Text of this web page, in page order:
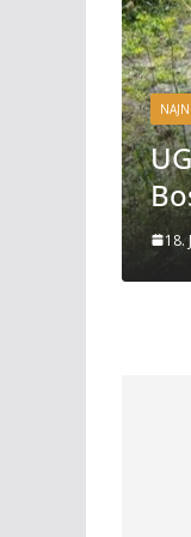
18.